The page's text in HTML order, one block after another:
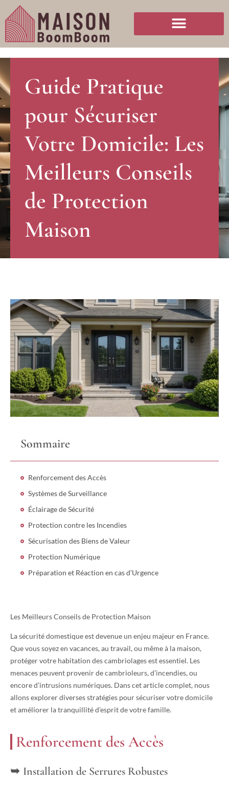
Guide Pratique
pour Sécuriser
Votre Domicile: Les
Meilleurs Conseils
de Protection
Maison
Sommaire
Renforcement des Accès
Systèmes de Surveillance
Éclairage de Sécurité
Protection contre les Incendies
Sécurisation des Biens de Valeur
Protection Numérique
Préparation et Réaction en cas d’Urgence
Les Meilleurs Conseils de Protection Maison
La sécurité domestique est devenue un enjeu majeur en France.
Que vous soyez en vacances, au travail, ou même à la maison,
protéger votre habitation des cambriolages est essentiel. Les
menaces peuvent provenir de cambrioleurs, d’incendies, ou
encore d’intrusions numériques. Dans cet article complet, nous
allons explorer diverses stratégies pour sécuriser votre domicile
et améliorer la tranquillité d’esprit de votre famille.
Renforcement des Accès
Installation de Serrures Robustes